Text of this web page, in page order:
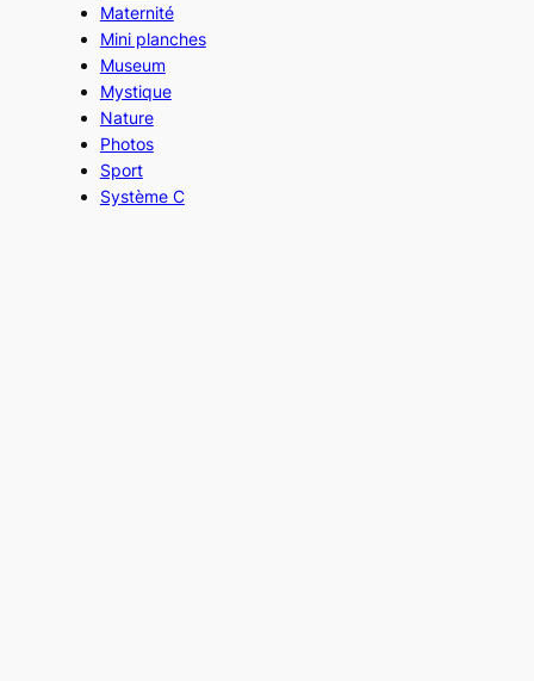
Maternité
Mini planches
Museum
Mystique
Nature
Photos
Sport
Système C